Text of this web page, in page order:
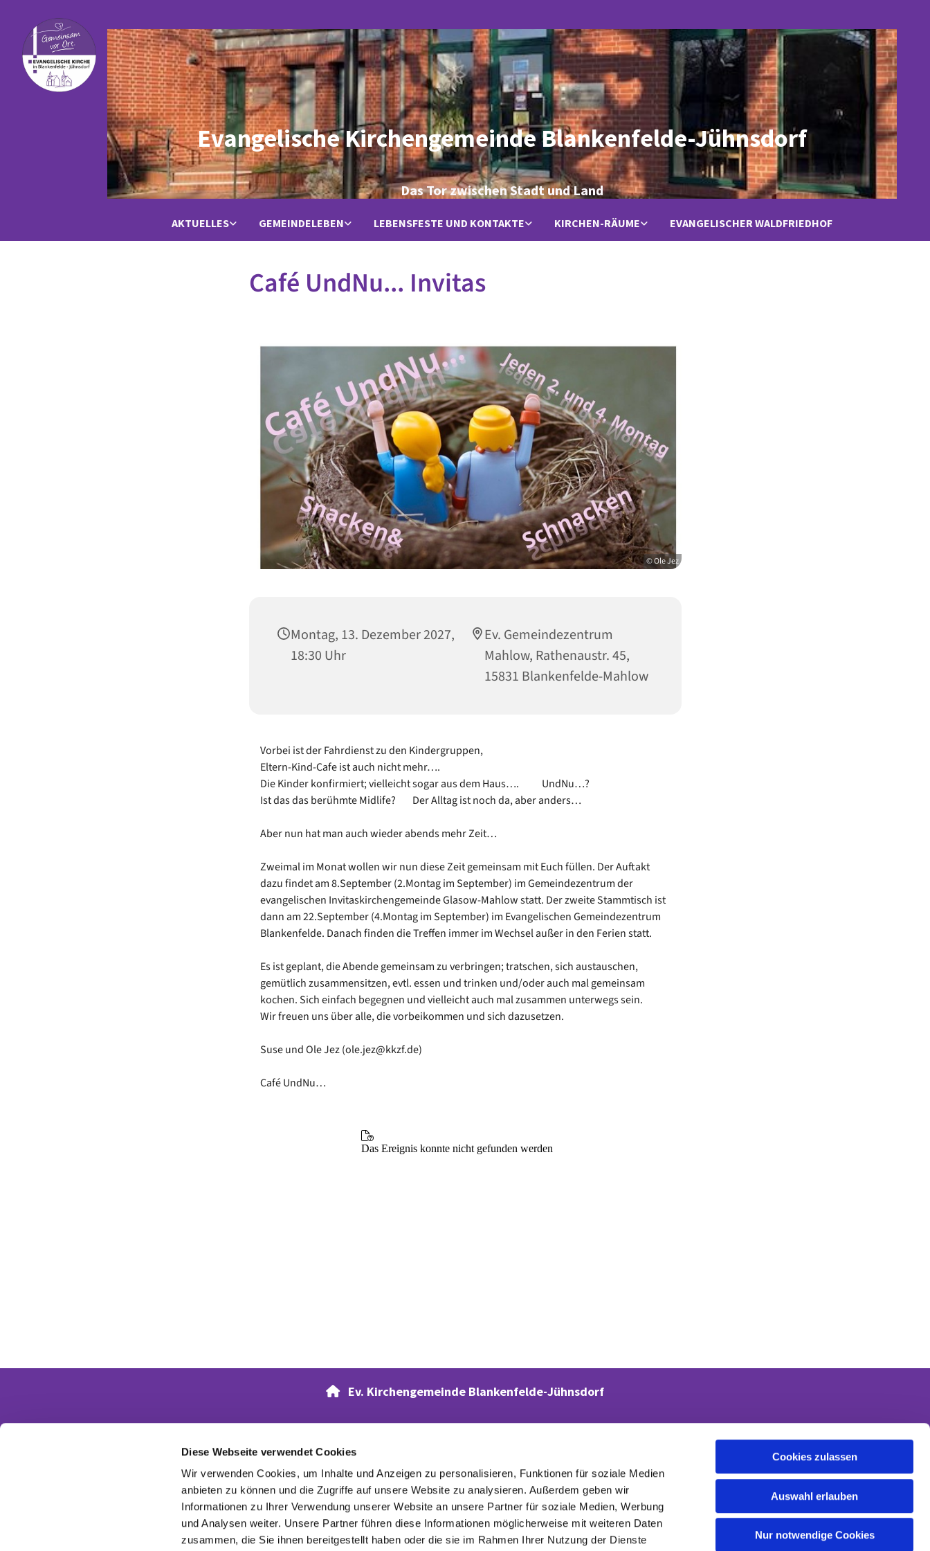
Diese Webseite verwendet Cookies
Wir verwenden Cookies, um Inhalte und Anzeigen zu personalisieren, Funktionen für soziale Medien
anbieten zu können und die Zugriffe auf unsere Website zu analysieren. Außerdem geben wir
Informationen zu Ihrer Verwendung unserer Website an unsere Partner für soziale Medien, Werbung
und Analysen weiter. Unsere Partner führen diese Informationen möglicherweise mit weiteren Daten
zusammen, die Sie ihnen bereitgestellt haben oder die sie im Rahmen Ihrer Nutzung der Dienste
Cookies zulassen
Auswahl erlauben
Nur notwendige Cookies
Evangelische Kirchengemeinde Blankenfelde-Jühnsdorf
Das Tor zwischen Stadt und Land
AKTUELLES GEMEINDELEBEN LEBENSFESTE UND KONTAKTE KIRCHEN-RÄUME EVANGELISCHER WALDFRIEDHOF
Café UndNu... Invitas
© Ole Jez
Montag, 13. Dezember 2027,
18:30 Uhr
Ev. Gemeindezentrum
Mahlow, Rathenaustr. 45,
15831 Blankenfelde-Mahlow
Vorbei ist der Fahrdienst zu den Kindergruppen,
Eltern-Kind-Cafe ist auch nicht mehr….
Die Kinder konfirmiert; vielleicht sogar aus dem Haus…. UndNu…?
Ist das das berühmte Midlife? Der Alltag ist noch da, aber anders…
Aber nun hat man auch wieder abends mehr Zeit…
Zweimal im Monat wollen wir nun diese Zeit gemeinsam mit Euch füllen. Der Auftakt
dazu findet am 8.September (2.Montag im September) im Gemeindezentrum der
evangelischen Invitaskirchengemeinde Glasow-Mahlow statt. Der zweite Stammtisch ist
dann am 22.September (4.Montag im September) im Evangelischen Gemeindezentrum
Blankenfelde. Danach finden die Treffen immer im Wechsel außer in den Ferien statt.
Es ist geplant, die Abende gemeinsam zu verbringen; tratschen, sich austauschen,
gemütlich zusammensitzen, evtl. essen und trinken und/oder auch mal gemeinsam
kochen. Sich einfach begegnen und vielleicht auch mal zusammen unterwegs sein.
Wir freuen uns über alle, die vorbeikommen und sich dazusetzen.
Suse und Ole Jez (ole.jez@kkzf.de)
Café UndNu…
Ev. Kirchengemeinde Blankenfelde-Jühnsdorf
Partnergemeinden
Ev. Invitasgemeinde Glasow-Mahlow
Ev. Kirchengemeinde Dahlewitz-Diedersdorf
Ev. Versöhnungsgemeinde Rangsdorf
Ev. Kirchenkreis Zossen-Fläming
EKBO - Evangelisch im Osten
Evangelischer Waldfriedhof
Kontakt
Kontaktinformationen
Impressum